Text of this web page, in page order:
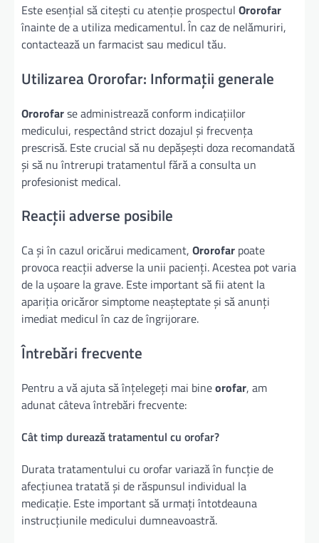
Este esențial să citești cu atenție prospectul Ororofar
înainte de a utiliza medicamentul. În caz de nelămuriri,
contactează un farmacist sau medicul tău.
Utilizarea Ororofar: Informații generale
Ororofarse administrează conform indicațiilor
medicului, respectând strict dozajul și frecvența
prescrisă. Este crucial să nu depășești doza recomandată
și să nu întrerupi tratamentul fără a consulta un
profesionist medical.
Reacții adverse posibile
Ca și în cazul oricărui medicament, Ororofar poate
provoca reacții adverse la unii pacienți. Acestea pot varia
de la ușoare la grave. Este important să fii atent la
apariția oricăror simptome neașteptate și să anunți
imediat medicul în caz de îngrijorare.
Întrebări frecvente
Pentru a vă ajuta să înțelegeți mai bineorofar, am
adunat câteva întrebări frecvente:
Cât timp durează tratamentul cu orofar?
Durata tratamentului cu orofar variază în funcție de
afecțiunea tratată și de răspunsul individual la
medicație. Este important să urmați întotdeauna
instrucțiunile medicului dumneavoastră.